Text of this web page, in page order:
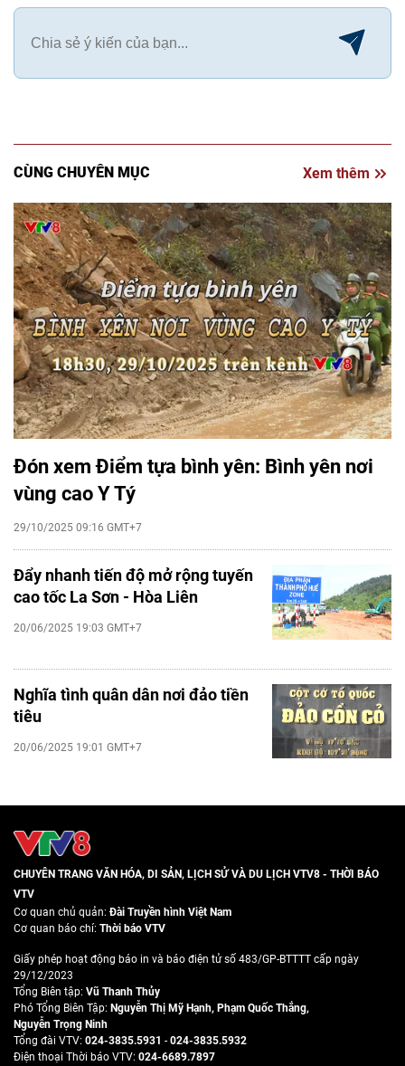
CÙNG CHUYÊN MỤC Xem thêm
Đón xem Điểm tựa bình yên: Bình yên nơi
vùng cao Y Tý
29/10/2025 09:16 GMT+7
Đẩy nhanh tiến độ mở rộng tuyến
cao tốc La Sơn - Hòa Liên
20/06/2025 19:03 GMT+7
Nghĩa tình quân dân nơi đảo tiền
tiêu
20/06/2025 19:01 GMT+7
CHUYÊN TRANG VĂN HÓA, DI SẢN, LỊCH SỬ VÀ DU LỊCH VTV8 - THỜI BÁO
VTV
Cơ quan chủ quản:Đài Truyền hình Việt Nam
Cơ quan báo chí: Thời báo VTV
Giấy phép hoạt động báo in và báo điện tử số 483/GP-BTTTT cấp ngày
29/12/2023
Tổng Biên tập: Vũ Thanh Thủy
Phó Tổng Biên Tập: Nguyễn Thị Mỹ Hạnh, Phạm Quốc Thắng,
Nguyễn Trọng Ninh
Tổng đài VTV: 024-3835.5931 - 024-3835.5932
Ðiện thoại Thời báo VTV: 024-6689.7897